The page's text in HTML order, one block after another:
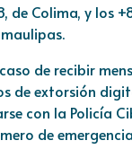
, de Colima, y los
de recibir
de extorsión
con la Policía
de